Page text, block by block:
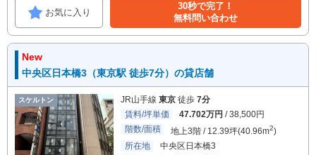
お気に入り
30秒で完了！
無料問い合わせ
New
中央区日本橋3（東京駅 徒歩7分）の貸店舗
スケルトン JR山手線 東京 徒歩 7分
賃料/坪単価
47.702万円 / 38,500円
階数/面積
地上3階 / 12.39坪(40.96m2)
所在地
中央区日本橋3